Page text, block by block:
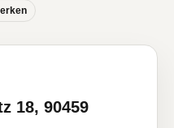
18, 90459